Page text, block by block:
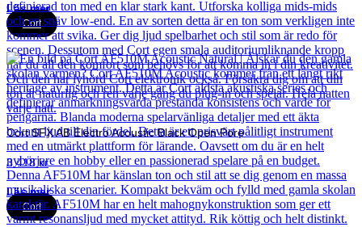
Läs mer
Cort
Cort SFX AB Electro Acoustic Black Open Pore
3 418kr
Läs mer
Cort